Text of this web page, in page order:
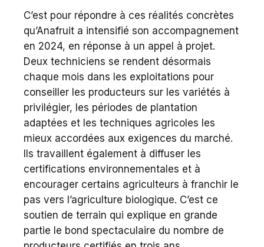
C’est pour répondre à ces réalités concrètes
qu’Anafruit a intensifié son accompagnement
en 2024, en réponse à un appel à projet.
Deux techniciens se rendent désormais
chaque mois dans les exploitations pour
conseiller les producteurs sur les variétés à
privilégier, les périodes de plantation
adaptées et les techniques agricoles les
mieux accordées aux exigences du marché.
Ils travaillent également à diffuser les
certifications environnementales et à
encourager certains agriculteurs à franchir le
pas vers l’agriculture biologique. C’est ce
soutien de terrain qui explique en grande
partie le bond spectaculaire du nombre de